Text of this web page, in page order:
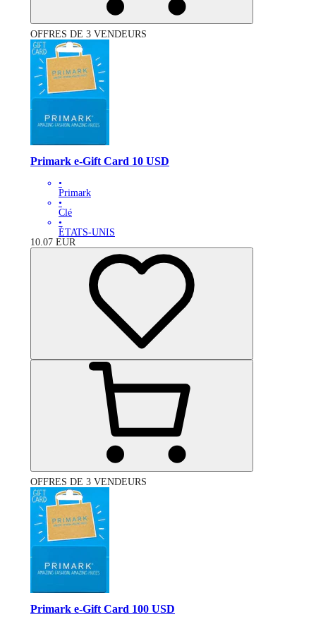
OFFRES DE 3 VENDEURS
Primark e-Gift Card 10 USD
•
Primark
•
Clé
•
ÉTATS-UNIS
10.07 EUR
OFFRES DE 3 VENDEURS
Primark e-Gift Card 100 USD